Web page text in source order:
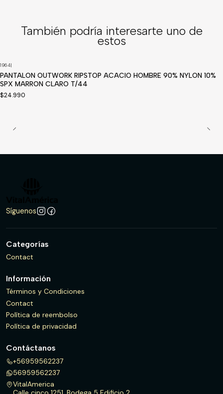
También podría interesarte uno de
estos
1964|
PANTALON OUTWORK RIPSTOP ACACIO HOMBRE 90% NYLON 10%
SPX MARRON CLARO T/44
$24.990
Síguenos
Categorías
Contact
Información
Términos y Condiciones
Contact
Política de reembolso
Política de privacidad
Contáctanos
+56959562237
56959562237
VitalAmerica